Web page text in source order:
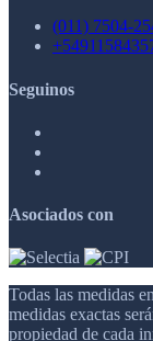
(011) 7504-
Seguinos
Asociados con
Todas las medidas
medidas exactas
propiedad de cada